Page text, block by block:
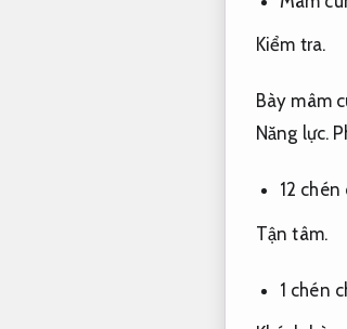
Kiểm tra.
Bày mâm
Năng lực.
12
Tận tâm.
1 chén